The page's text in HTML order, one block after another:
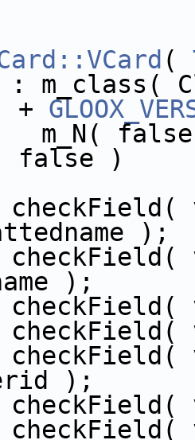
(
+
false ),
false )
);
);
);